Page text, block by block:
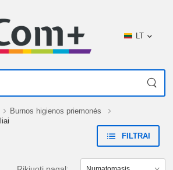
LT
Burnos higienos priemonės
FILTRAI